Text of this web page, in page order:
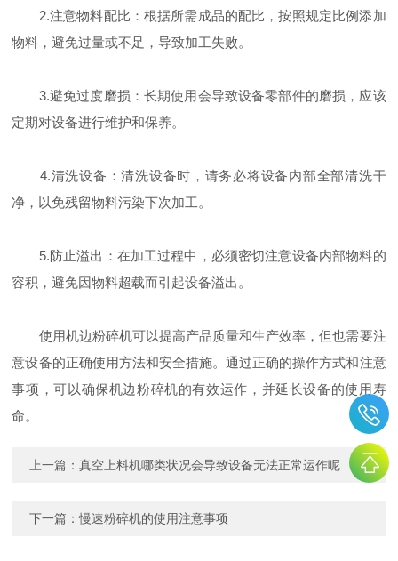
2.注意物料配比：根据所需成品的配比，按照规定比例添加
物料，避免过量或不足，导致加工失败。
3.避免过度磨损：长期使用会导致设备零部件的磨损，应该
定期对设备进行维护和保养。
4.清洗设备：清洗设备时，请务必将设备内部全部清洗干
净，以免残留物料污染下次加工。
5.防止溢出：在加工过程中，必须密切注意设备内部物料的
容积，避免因物料超载而引起设备溢出。
使用机边粉碎机可以提高产品质量和生产效率，但也需要注
意设备的正确使用方法和安全措施。通过正确的操作方式和注意
事项，可以确保机边粉碎机的有效运作，并延长设备的使用寿
命。
上一篇：真空上料机哪类状况会导致设备无法正常运作呢
下一篇：慢速粉碎机的使用注意事项